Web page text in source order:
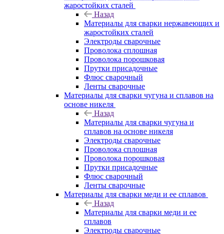
жаростойких сталей
Назад
Материалы для сварки нержавеющих и
жаростойких сталей
Электроды сварочные
Проволока сплошная
Проволока порошковая
Прутки присадочные
Флюс сварочный
Ленты сварочные
Материалы для сварки чугуна и сплавов на
основе никеля
Назад
Материалы для сварки чугуна и
сплавов на основе никеля
Электроды сварочные
Проволока сплошная
Проволока порошковая
Прутки присадочные
Флюс сварочный
Ленты сварочные
Материалы для сварки меди и ее сплавов
Назад
Материалы для сварки меди и ее
сплавов
Электроды сварочные